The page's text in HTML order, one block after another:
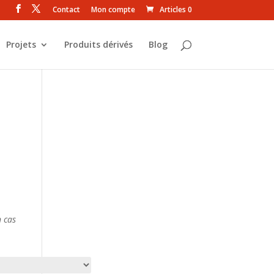
Contact Mon compte Articles 0
Projets Produits dérivés Blog
cas